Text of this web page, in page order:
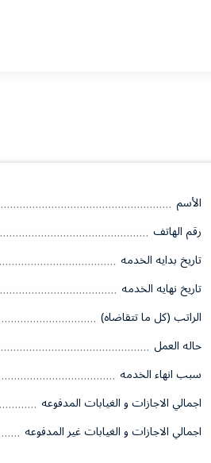
الأسم
رقم الهاتف
تاريخ بدايه الخدمه
تاريخ نهايه الخدمه
الراتب (كل ما تتقاضاه)
حاله العمل
سبب انهاء الخدمه
اجمالي الاجازات و الغيابات المدفوعه
اجمالي الاجازات و الغيابات غير المدفوعه